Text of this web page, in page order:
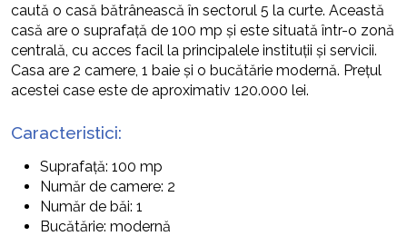
caută o casă bătrânească în sectorul 5 la curte. Această
casă are o suprafață de 100 mp și este situată într-o zonă
centrală, cu acces facil la principalele instituții și servicii.
Casa are 2 camere, 1 baie și o bucătărie modernă. Prețul
acestei case este de aproximativ 120.000 lei.
Caracteristici:
Suprafață: 100 mp
Număr de camere: 2
Număr de băi: 1
Bucătărie: modernă